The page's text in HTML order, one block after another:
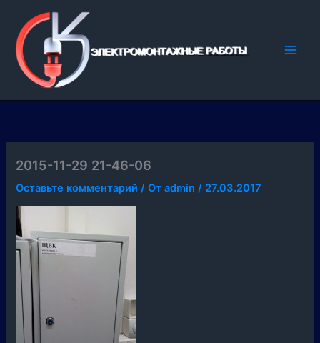
содержимому
2015-11-29 21-46-06
Оставьте комментарий / Отadmin/ 27.03.2017